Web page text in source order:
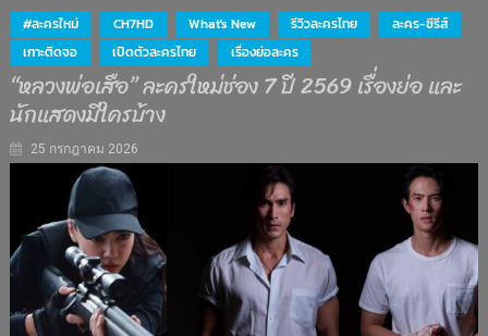
#ละครใหม่ CH7HD What's New รีวิวละครไทย
ละคร-ซีรีส์
เกาะติดจอ
เปิดตัวละครไทย เรื่องย่อละคร
“หลวงพ่อเสือ” ละครใหม่ช่อง 7 ปี 2569 เรื่องย่อ และ
นักแสดงมีใครบ้าง
25 กรกฎาคม 2026